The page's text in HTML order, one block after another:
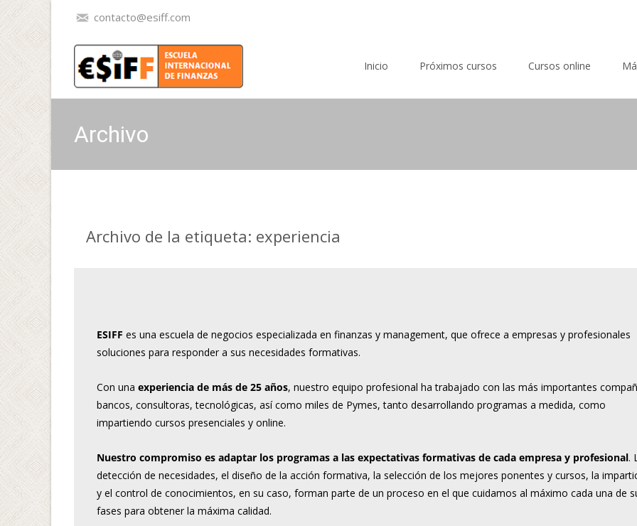
contacto@esiff.com
Inicio
Próximos cursos Cursos online
Archivo
Archivo de la etiqueta: experiencia
ESIFF es una escuela de negocios especializada en finanzas y management, que ofrece a empresas y profesionales
soluciones para responder a sus necesidades formativas.
Con una experiencia de más de 25 años, nuestro equipo profesional ha trabajado con las más importantes
bancos, consultoras, tecnológicas, así como miles de Pymes, tanto desarrollando programas a medida, como
impartiendo cursos presenciales y online.
Nuestro compromiso es adaptar los programas a las expectativas formativas de cada empresa y profesional.
detección de necesidades, el diseño de la acción formativa, la selección de los mejores ponentes y cursos, la
y el control de conocimientos, en su caso, forman parte de un proceso en el que cuidamos al máximo cada una de
fases para obtener la máxima calidad.